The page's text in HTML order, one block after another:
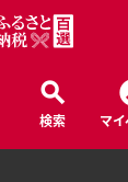
検索 マ